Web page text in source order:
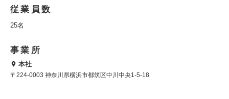
従業員数
25名
事業所
本社
〒224-0003 神奈川県横浜市都筑区中川中央1-5-18